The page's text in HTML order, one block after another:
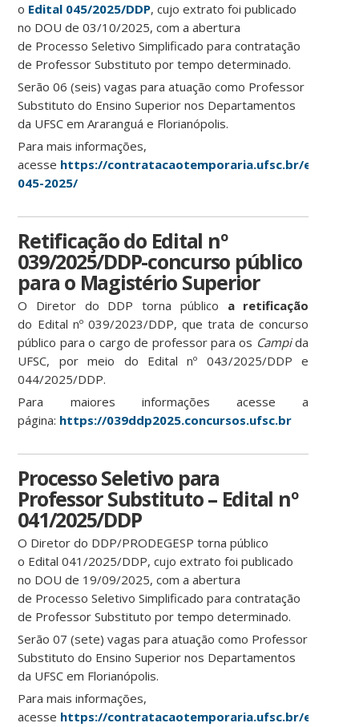
o Edital 045/2025/DDP, cujo extrato foi publicado
no DOU de 03/10/2025, com a abertura
de Processo Seletivo Simplificado para contratação
de Professor Substituto por tempo determinado.
Serão 06 (seis) vagas para atuação como Professor
Substituto do Ensino Superior nos Departamentos
da UFSC em Araranguá e Florianópolis.
Para mais informações,
acesse https://contratacaotemporaria.ufsc.br/edital-
045-2025/
Retificação do Edital nº
039/2025/DDP-concurso público
para o Magistério Superior
O Diretor do DDP torna público a retificação
do Edital nº 039/2023/DDP, que trata de concurso
público para o cargo de professor para os Campida
UFSC, por meio do Edital nº 043/2025/DDP e
044/2025/DDP.
Para maiores informações acesse a
página: https://039ddp2025.concursos.ufsc.br
Processo Seletivo para
Professor Substituto – Edital nº
041/2025/DDP
O Diretor do DDP/PRODEGESP torna público
o Edital 041/2025/DDP, cujo extrato foi publicado
no DOU de 19/09/2025, com a abertura
de Processo Seletivo Simplificado para contratação
de Professor Substituto por tempo determinado.
Serão 07 (sete) vagas para atuação como Professor
Substituto do Ensino Superior nos Departamentos
da UFSC em Florianópolis.
Para mais informações,
acesse https://contratacaotemporaria.ufsc.br/edital-